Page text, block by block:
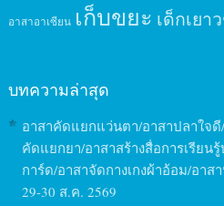
อาสาอาเซียน เก็บขยะ เด็กเยา
บทความล่าสุด
อาสาคัดแยกแว่นตา/อาสาปลาใจ
คัดแยกยา/อาสาสร้างสื่อการเรีย
การ์ด/อาสาจัดกางเกงผ้าอ้อม/อา
29-30 ส.ค. 2569